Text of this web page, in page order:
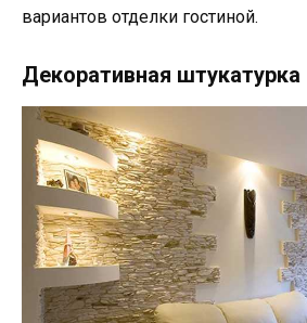
вариантов отделки гостиной.
Декоративная штукатурка